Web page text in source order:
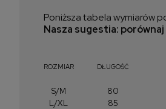
Poniższa tabela wymiarów
Nasza sugestia:
ROZMIAR DŁUGOŚĆ
S/M 80
L/XL
85